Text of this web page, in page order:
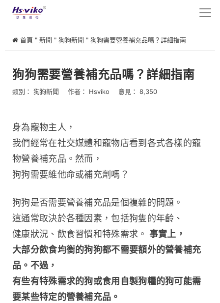
首頁 " 新聞 " 狗狗新聞 " 狗狗需要營養補充品嗎？詳細指南
狗狗需要營養補充品嗎？詳細指南
類別： 狗狗新聞 作者： Hsviko 意見： 8,350
身為寵物主人，
我們經常在社交媒體和寵物店看到各式各樣的寵
物營養補充品。然而，
狗狗需要維他命或補充劑嗎？
狗狗是否需要營養補充品是個複雜的問題。
這通常取決於各種因素，包括狗隻的年齡、
健康狀況、飲食習慣和特殊需求。 事實上，
大部分飲食均衡的狗狗都不需要額外的營養補充
品。不過，
有些有特殊需求的狗或食用自製狗糧的狗可能需
要某些特定的營養補充品。